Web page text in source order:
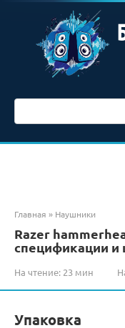
контенту
Главная » Наушники
Razer
спецификации и
На чтение: 23 мин
Упаковка